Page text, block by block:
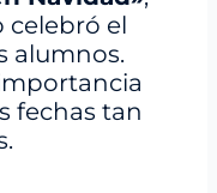
celebró el
alumnos.
fechas tan